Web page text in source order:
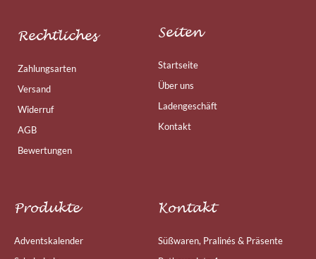
Rechtliches
Zahlungsarten
Versand
Widerruf
AGB
Bewertungen
Seiten
Startseite
Über uns
Ladengeschäft
Kontakt
Produkte
Adventskalender
Kontakt
Süßwaren, Pralinés & Präsente